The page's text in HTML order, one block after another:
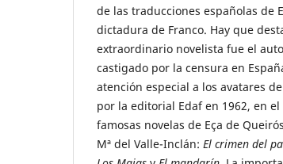
de las traducciones españolas de
dictadura de Franco. Hay que
extraordinario novelista fue el
castigado por la censura en
atención especial a los avatares
por la editorial Edaf en 1962, en
famosas novelas de Eça de
Mª del Valle-Inclán: El crimen del